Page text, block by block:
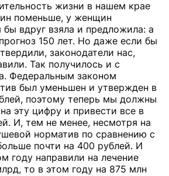
жизни в нашем крае
поменьше, у женщин
вдруг взяла и предложила: а
150 лет. Но даже если бы
законодатели нас,
Так получилось и с
Федеральным законом
был уменьшен и утвержден в
поэтому теперь мы должны
эту цифру и привести все в
И, тем не менее, несмотря на
норматив по сравнению с
почти на 400 рублей. И
году направили на лечение
то в этом году на 875 млн